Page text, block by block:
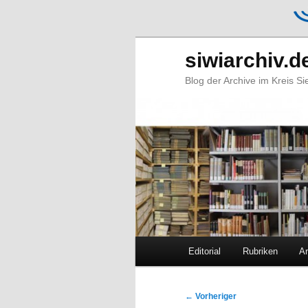
Blog der Archive im Kreis
Zum
Zum
Editorial Rubriken
Beitragsnavigation
← Vorheriger